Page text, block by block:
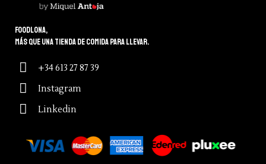
Foodlona,
más que una tienda de comida para llevar.
+34 613 27 87 39
Instagram
Linkedin